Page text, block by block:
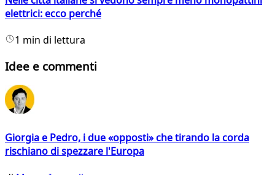
elettrici: ecco perché
1 min di lettura
Idee e commenti
Giorgia e Pedro, i due «opposti» che tirando la corda
rischiano di spezzare l'Europa